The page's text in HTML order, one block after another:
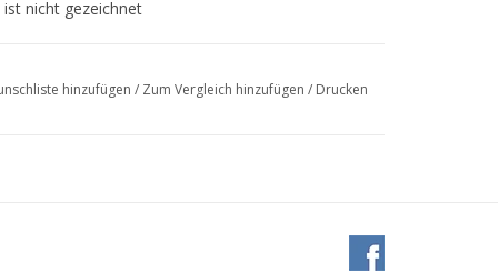
nicht gezeichnet
hinzufügen / Zum Vergleich hinzufügen / Drucken